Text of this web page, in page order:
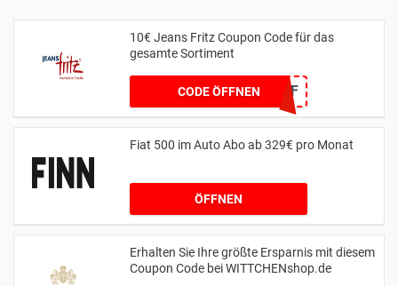
10€ Jeans Fritz Coupon Code für das
gesamte Sortiment
CODE ÖFFNENWCOM2JF
Fiat 500 im Auto Abo ab 329€ pro Monat
ÖFFNEN
Erhalten Sie Ihre größte Ersparnis mit diesem
Coupon Code bei WITTCHENshop.de